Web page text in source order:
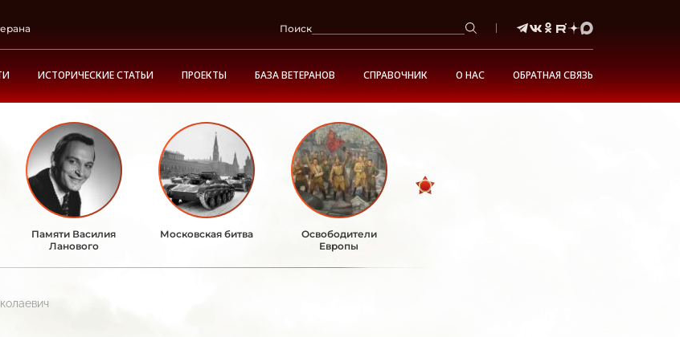
Поиск
ИСТОРИЧЕСКИЕ СТАТЬИ ПРОЕКТЫ БАЗА ВЕТЕРАНОВ СПРАВОЧНИК О НАС ОБРАТНАЯ СВЯЗЬ
Памяти Василия
Ланового
Московская битва
Освободители
Европы